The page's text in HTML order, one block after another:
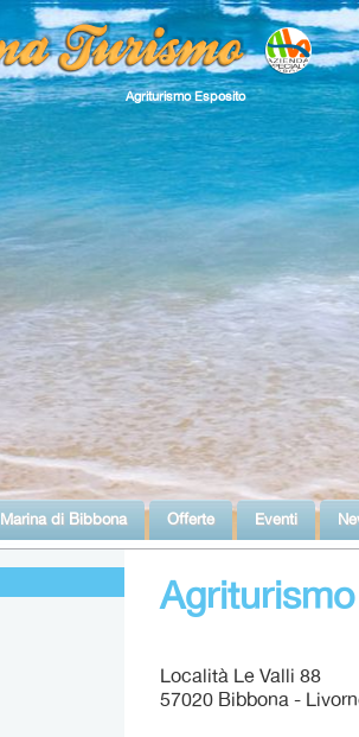
Agriturismo Esposito
Marina di Bibbona Offerte Eventi
Località Le Valli 88
57020 Bibbona -